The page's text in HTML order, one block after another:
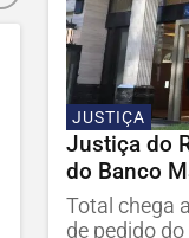
JUSTIÇA
Justiça do
do Banco
Total chega
de pedido